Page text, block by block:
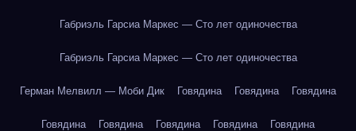
Габриэль Гарсиа Маркес — Сто лет одиночества
Габриэль Гарсиа Маркес — Сто лет одиночества
Герман Мелвилл — Моби Дик Говядина Говядина Говядина
Говядина Говядина Говядина Говядина Говядина